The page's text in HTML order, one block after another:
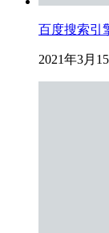
百度搜索引
2021年3月